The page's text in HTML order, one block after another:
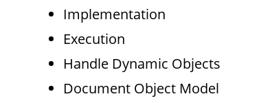
Implementation
Execution
Handle Dynamic Objects
Document Object Model